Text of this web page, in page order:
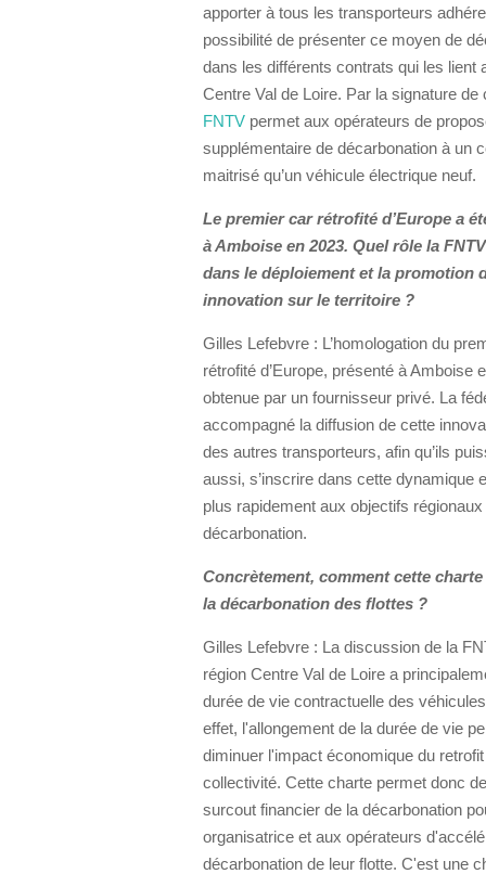
apporter à tous les transporteurs
possibilité de présenter ce moyen de
dans les différents contrats qui les lient
Centre Val de Loire. Par la signature de
FNTV permet aux opérateurs de
supplémentaire de décarbonation à un
maitrisé qu’un véhicule électrique neuf.
Le premier car rétrofité d’Europe a
à Amboise en 2023. Quel rôle la
dans le déploiement et la promotion
innovation sur le territoire ?
Gilles Lefebvre : L’homologation du
rétrofité d’Europe, présenté à Amboise
obtenue par un fournisseur privé. La
accompagné la diffusion de cette
des autres transporteurs, afin qu’ils
aussi, s’inscrire dans cette dynamique
plus rapidement aux objectifs régionaux
décarbonation.
Concrètement, comment cette
la décarbonation des flottes ?
Gilles Lefebvre : La discussion de la
région Centre Val de Loire a
durée de vie contractuelle des
effet, l'allongement de la durée de vie
diminuer l'impact économique du
collectivité. Cette charte permet donc
surcout financier de la décarbonation
organisatrice et aux opérateurs
décarbonation de leur flotte. C'est une